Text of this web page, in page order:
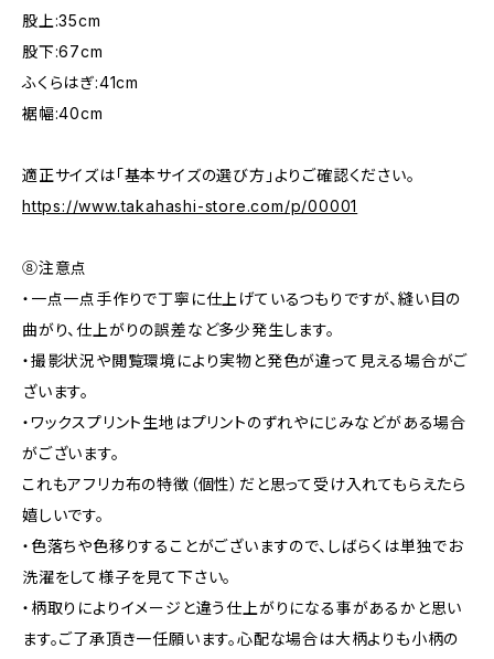
股上:35cm
股下:67cm
ふくらはぎ:41cm
裾幅:40cm
適正サイズは「基本サイズの選び方」よりご確認ください。
https://www.takahashi-store.com/p/00001
⑧注意点
・一点一点手作りで丁寧に仕上げているつもりですが、縫い目の
曲がり、仕上がりの誤差など多少発生します。
・撮影状況や閲覧環境により実物と発色が違って見える場合がご
ざいます。
・ワックスプリント生地はプリントのずれやにじみなどがある場合
がございます。
これもアフリカ布の特徴（個性）だと思って受け入れてもらえたら
嬉しいです。
・色落ちや色移りすることがございますので、しばらくは単独でお
洗濯をして様子を見て下さい。
・柄取りによりイメージと違う仕上がりになる事があるかと思い
ます。ご了承頂き一任願います。心配な場合は大柄よりも小柄の